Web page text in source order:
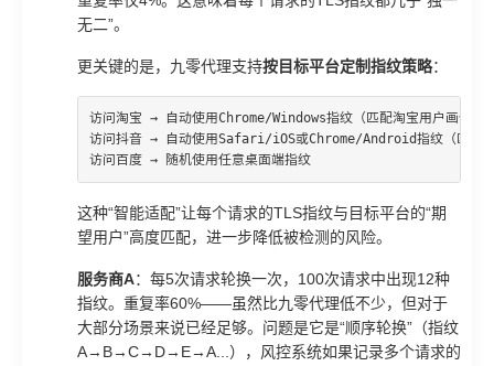
无二”。
更关键的是，九零代理支持按目标平台定制指纹策略：
访问淘宝 → 自动使用Chrome/Windows指纹（匹配淘宝用户画像）
访问抖音 → 自动使用Safari/iOS或Chrome/Android指纹（匹配抖
访问百度 → 随机使用任意桌面端指纹
这种“智能适配”让每个请求的TLS指纹与目标平台的“期
望用户”高度匹配，进一步降低被检测的风险。
服务商A：每5次请求轮换一次，100次请求中出现12种
指纹。重复率60%——虽然比九零代理低不少，但对于
大部分场景来说已经足够。问题是它是“顺序轮换”（指纹
A→B→C→D→E→A...），风控系统如果记录多个请求的